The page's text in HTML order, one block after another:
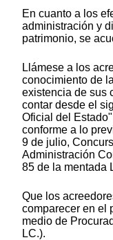
En cuanto a los
administración y
patrimonio, se
Llámese a los
conocimiento de
existencia de sus
contar desde el
Oficial del
conforme a lo
9 de julio,
Administración
85 de la mentada
Que los
comparecer en el
medio de
LC.).